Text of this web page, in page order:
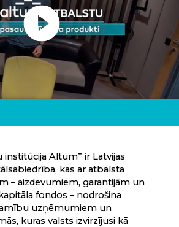
institūcija Altum” ir Latvijas
kas ar atbalsta
– aizdevumiem, garantijām un
fondos – nodrošina
uzņēmumiem un
kuras valsts izvirzījusi kā